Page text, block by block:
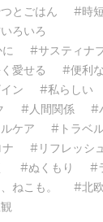
とごはん
#時短
ろいろ
#サスティナ
愛せる
#便利
ン
#私らしい
#人間関係
#
ケア
#トラベ
#リフレッシ
#ぬくもり
#
ねこも。
#北